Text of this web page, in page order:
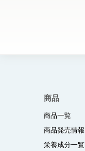
商品
商品一覧
商品発売情報
栄養成分一覧